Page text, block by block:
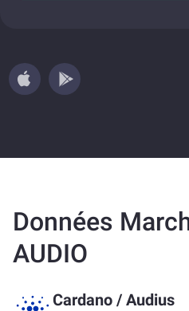
Données
AUDIO
Cardano / Audius